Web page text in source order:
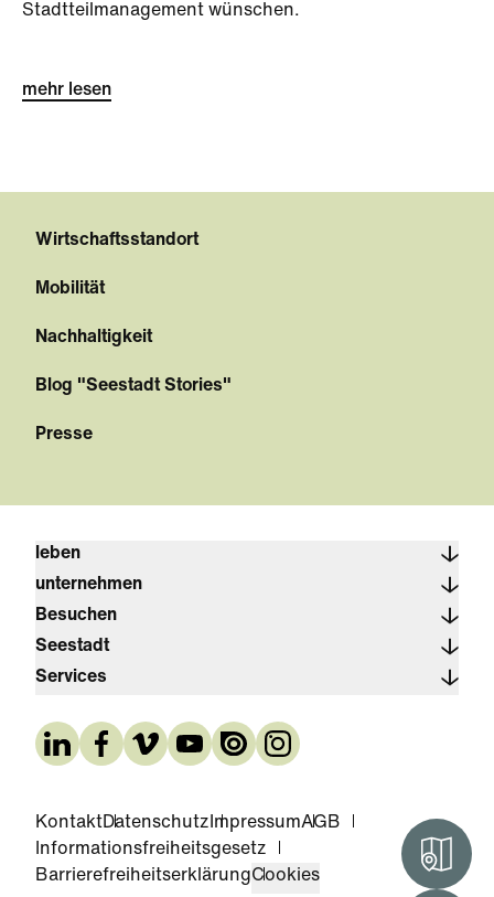
Stadtteilmanagement wünschen.
mehr lesen
Wirtschaftsstandort
Mobilität
Nachhaltigkeit
Blog "Seestadt Stories"
Presse
leben
unternehmen
Besuchen
Seestadt
Services
KontaktDatenschutz ImpressumAGB
Informationsfreiheitsgesetz
BarrierefreiheitserklärungCookies